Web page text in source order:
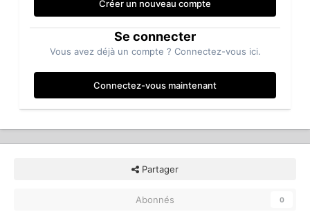
Créer un nouveau compte
Se connecter
Vous avez déjà un compte ? Connectez-vous ici.
Connectez-vous maintenant
Partager
Abonnés 0